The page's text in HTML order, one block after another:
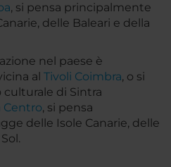
, si pensa principalmente
delle Baleari e della
nel paese è
al Tivoli Coimbra, o si
culturale di Sintra
Centro, si pensa
delle Isole Canarie, delle